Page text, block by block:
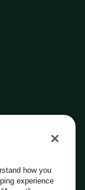
how you
experience